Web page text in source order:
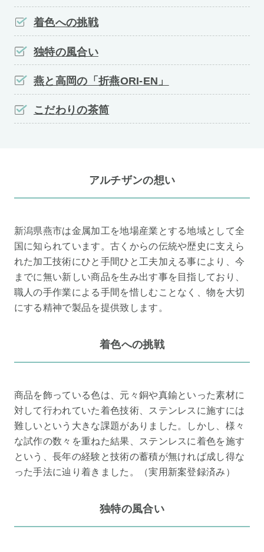
着色への挑戦
独特の風合い
燕と高岡の「折燕ORI-EN」
こだわりの茶筒
アルチザンの想い
新潟県燕市は金属加工を地場産業とする地域として全
国に知られています。古くからの伝統や歴史に支えら
れた加工技術にひと手間ひと工夫加える事により、今
までに無い新しい商品を生み出す事を目指しており、
職人の手作業による手間を惜しむことなく、物を大切
にする精神で製品を提供致します。
着色への挑戦
商品を飾っている色は、元々銅や真鍮といった素材に
対して行われていた着色技術、ステンレスに施すには
難しいという大きな課題がありました。しかし、様々
な試作の数々を重ねた結果、ステンレスに着色を施す
という、長年の経験と技術の蓄積が無ければ成し得な
った手法に辿り着きました。（実用新案登録済み）
独特の風合い